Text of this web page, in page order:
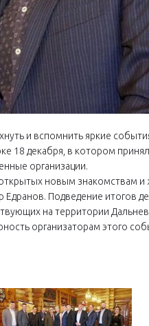
и вспомнить яркие
18 декабря, в котором
организации.
новым знакомствам
Подведение итогов
на территории
организаторам этого